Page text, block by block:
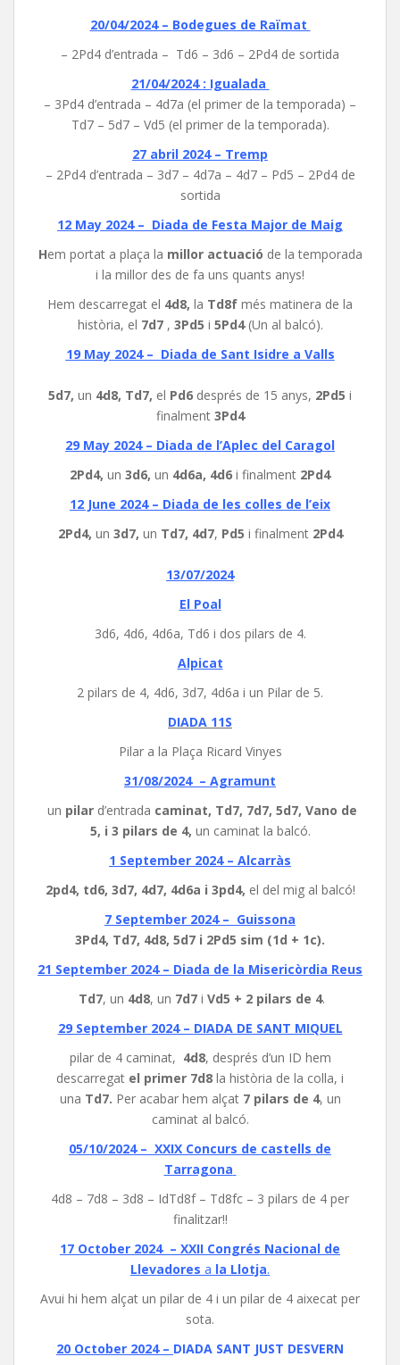
20/04/2024 – Bodegues de Raïmat
– 2Pd4 d’entrada – Td6 – 3d6 – 2Pd4 de sortida
21/04/2024 : Igualada
– 3Pd4 d’entrada – 4d7a (el primer de la temporada) –
Td7 – 5d7 – Vd5 (el primer de la temporada).
27 abril 2024 – Tremp
– 2Pd4 d’entrada – 3d7 – 4d7a – 4d7 – Pd5 – 2Pd4 de
sortida
12 May 2024 – Diada de Festa Major de Maig
Hem portat a plaça la millor actuació de la temporada
i la millor des de fa uns quants anys!
Hem descarregat el 4d8, la Td8f més matinera de la
història, el 7d7 , 3Pd5 i 5Pd4 (Un al balcó).
19 May 2024 – Diada de Sant Isidre a Valls
5d7, un 4d8, Td7, el Pd6 després de 15 anys, 2Pd5 i
finalment3Pd4
29 May 2024– Diada de l’Aplec del Caragol
2Pd4, un 3d6, un 4d6a, 4d6 i finalment 2Pd4
12 June 2024 – Diada de les colles de l’eix
2Pd4, un 3d7, un Td7, 4d7, Pd5 i finalment2Pd4
13/07/2024
El Poal
3d6, 4d6, 4d6a, Td6 i dos pilars de 4.
Alpicat
2 pilars de 4, 4d6, 3d7, 4d6a i un Pilar de 5.
DIADA 11S
Pilar a la Plaça Ricard Vinyes
31/08/2024 – Agramunt
un pilard’entrada caminat, Td7, 7d7, 5d7, Vano de
5, i 3 pilars de 4, un caminat la balcó.
1 September 2024 – Alcarràs
2pd4, td6, 3d7, 4d7, 4d6a i 3pd4, el del mig al balcó!
7 September 2024 – Guissona
3Pd4, Td7, 4d8, 5d7 i 2Pd5 sim (1d + 1c).
21 September 2024 – Diada de la Misericòrdia Reus
Td7, un 4d8, un 7d7 i Vd5 + 2 pilars de 4.
29 September 2024 – DIADA DE SANT MIQUEL
pilar de 4 caminat, 4d8, després d’un ID hem
descarregat el primer 7d8 la història de la colla, i
una Td7. Per acabar hem alçat 7 pilars de 4, un
caminat al balcó.
05/10/2024 – XXIX Concurs de castells de
Tarragona
4d8 – 7d8 – 3d8 – IdTd8f – Td8fc – 3 pilars de 4 per
finalitzar!!
17 October 2024 – XXII Congrés Nacional de
Llevadores a la Llotja.
Avui hi hem alçat un pilar de 4 i un pilar de 4 aixecat per
sota.
20 October 2024 – DIADA SANT JUST DESVERN